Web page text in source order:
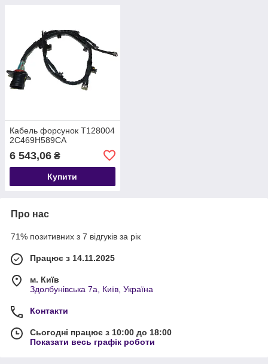
Кабель форсунок T128004
2C469H589CA
6 543,06 ₴
Купити
Про нас
71% позитивних з 7 відгуків за рік
Працює з 14.11.2025
м. Київ
Здолбунівська 7а, Київ, Україна
Контакти
Сьогодні працює з 10:00 до 18:00
Показати весь графік роботи